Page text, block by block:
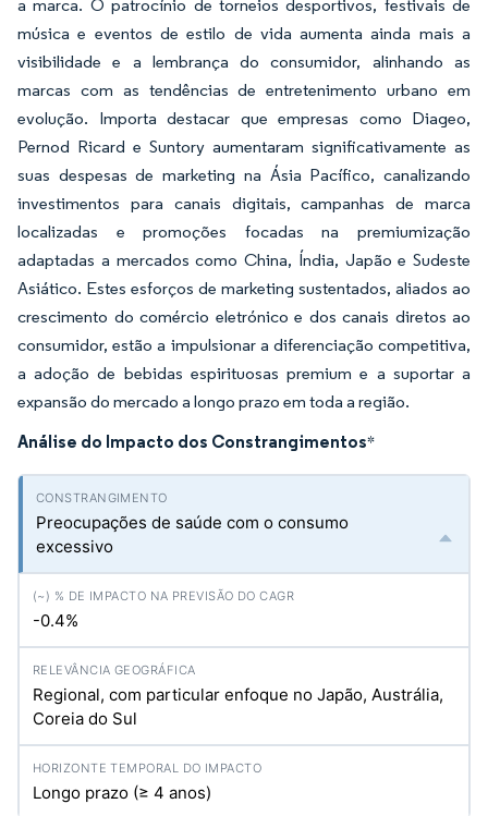
a marca. O patrocínio de torneios desportivos, festivais de
música e eventos de estilo de vida aumenta ainda mais a
visibilidade e a lembrança do consumidor, alinhando as
marcas com as tendências de entretenimento urbano em
evolução. Importa destacar que empresas como Diageo,
Pernod Ricard e Suntory aumentaram significativamente as
suas despesas de marketing na Ásia Pacífico, canalizando
investimentos para canais digitais, campanhas de marca
localizadas e promoções focadas na premiumização
adaptadas a mercados como China, Índia, Japão e Sudeste
Asiático. Estes esforços de marketing sustentados, aliados ao
crescimento do comércio eletrónico e dos canais diretos ao
consumidor, estão a impulsionar a diferenciação competitiva,
a adoção de bebidas espirituosas premium e a suportar a
expansão do mercado a longo prazo em toda a região.
Análise do Impacto dos Constrangimentos*
Preocupações de saúde com o consumo
excessivo
-0.4%
Regional, com particular enfoque no Japão, Austrália,
Coreia do Sul
Longo prazo (≥ 4 anos)